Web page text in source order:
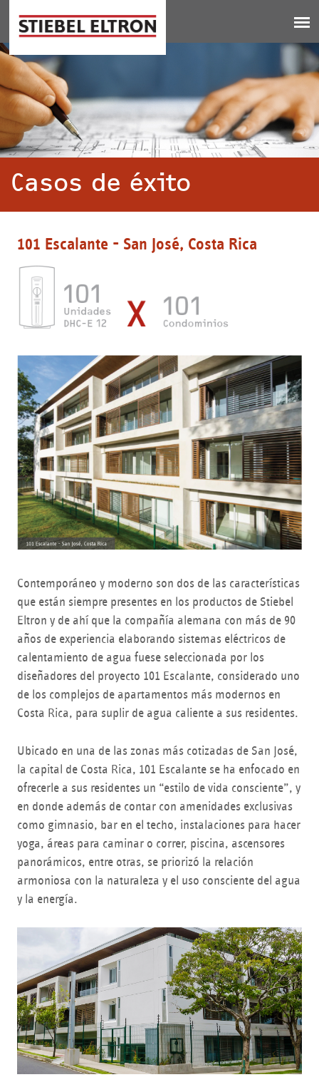
Casos de éxito
101 Escalante - San José, Costa Rica
Contemporáneo y moderno son dos de las características
que están siempre presentes en los productos de Stiebel
Eltron y de ahí que la compañía alemana con más de 90
años de experiencia elaborando sistemas eléctricos de
calentamiento de agua fuese seleccionada por los
diseñadores del proyecto 101 Escalante, considerado uno
de los complejos de apartamentos más modernos en
Costa Rica, para suplir de agua caliente a sus residentes.
Ubicado en una de las zonas más cotizadas de San José,
la capital de Costa Rica, 101 Escalante se ha enfocado en
ofrecerle a sus residentes un “estilo de vida consciente”, y
en donde además de contar con amenidades exclusivas
como gimnasio, bar en el techo, instalaciones para hacer
yoga, áreas para caminar o correr, piscina, ascensores
panorámicos, entre otras, se priorizó la relación
armoniosa con la naturaleza y el uso consciente del agua
y la energía.